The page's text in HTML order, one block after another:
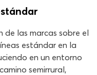
de las marcas sobre el
estándar en la
en un entorno
semirrural,